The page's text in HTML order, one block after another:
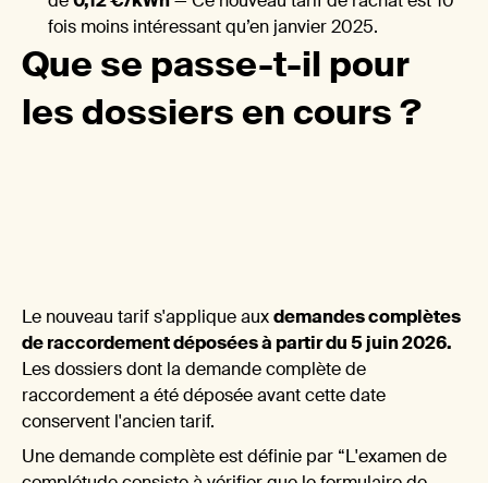
fois moins intéressant qu’en janvier 2025.
Que se passe-t-il pour
les dossiers en cours ?
Le nouveau tarif s'applique auxdemandes complètes
de raccordement déposées à partir du 5 juin 2026.
Les dossiers dont la demande complète de
raccordement a été déposée avant cette date
conservent l'ancien tarif.
Une demande complète est définie par “L'examen de